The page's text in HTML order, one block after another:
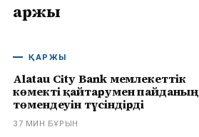
Қаржы
ҚАРЖЫ
Alatau City Bank мемлекеттік
көмекті қайтарумен пайданың
төмендеуін түсіндірді
37 МИН БҰРЫН